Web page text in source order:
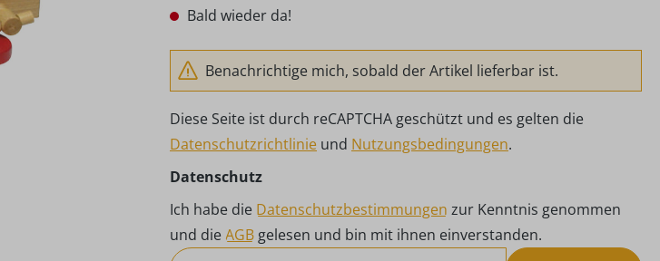
Bald wieder da!
Benachrichtige mich, sobald der Artikel lieferbar ist.
Diese Seite ist durch reCAPTCHA geschützt und es gelten die
Datenschutzrichtlinie und Nutzungsbedingungen.
Datenschutz
Ich habe die Datenschutzbestimmungen zur Kenntnis genommen
und die AGB gelesen und bin mit ihnen einverstanden.